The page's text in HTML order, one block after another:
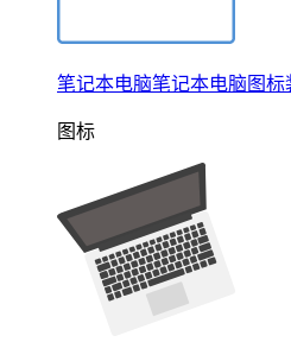
笔记本电脑笔记本电脑图标
图标